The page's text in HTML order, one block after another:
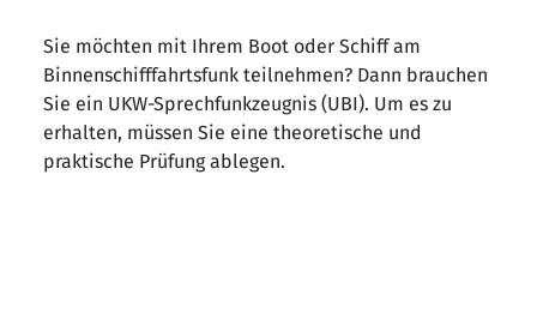
Sie möchten mit Ihrem Boot oder Schiff am
Binnenschifffahrtsfunk teilnehmen? Dann brauchen
Sie ein UKW-Sprechfunkzeugnis (UBI). Um es zu
erhalten, müssen Sie eine theoretische und
praktische Prüfung ablegen.